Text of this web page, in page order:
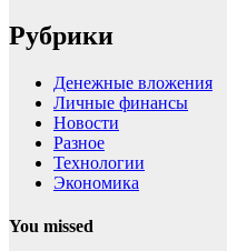
Рубрики
Денежные вложения
Личные финансы
Новости
Разное
Технологии
Экономика
You missed